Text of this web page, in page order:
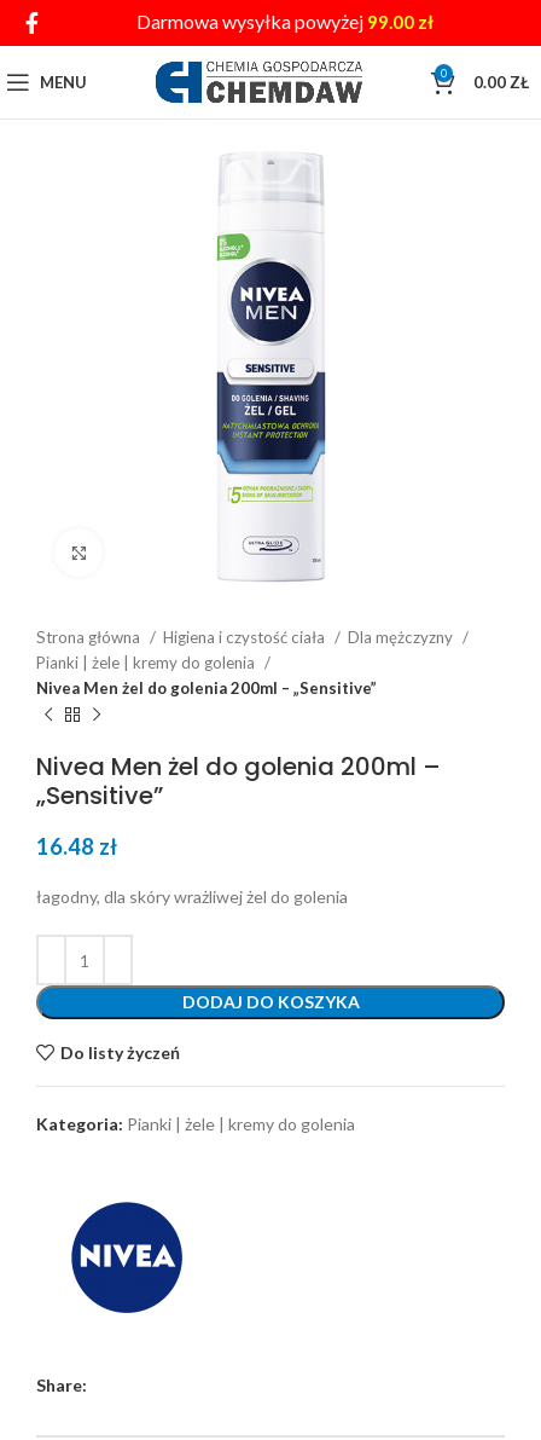
Darmowa wysyłka powyżej 99.00 zł
MENU 0 0.00 ZŁ
Strona główna Higiena i czystość ciała
Dla mężczyzny
Pianki | żele | kremy do golenia
Nivea Men żel do golenia 200ml – „Sensitive”
Nivea Men żel do golenia 200ml –
„Sensitive”
16.48 zł
łagodny, dla skóry wrażliwej żel do golenia
DODAJ DO KOSZYKA
Do listy życzeń
Kategoria: Pianki | żele | kremy do golenia
Share: